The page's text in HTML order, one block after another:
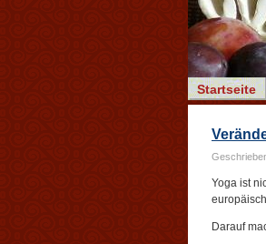
Startseite
Yoga ist
Darauf